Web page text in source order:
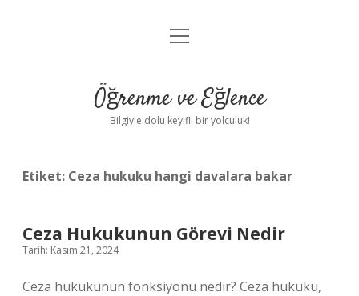
Anasayfa
Yasal Uyarı
menüyü
Öğrenme ve Eğlence
Bilgiyle dolu keyifli bir yolculuk!
Etiket: Ceza hukuku hangi davalara bakar
Ceza Hukukunun Görevi Nedir
Tarih: Kasım 21, 2024
Ceza hukukunun fonksiyonu nedir? Ceza hukuku,